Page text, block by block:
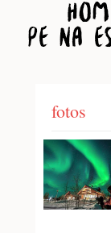
Home
Pé na
fotos